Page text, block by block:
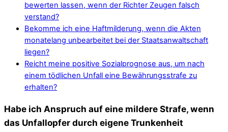
bewerten lassen, wenn der Richter Zeugen falsch
verstand?
Bekomme ich eine Haftmilderung, wenn die Akten
monatelang unbearbeitet bei der Staatsanwaltschaft
liegen?
Reicht meine positive Sozialprognose aus, um nach
einem tödlichen Unfall eine Bewährungsstrafe zu
erhalten?
Habe ich Anspruch auf eine mildere Strafe, wenn
das Unfallopfer durch eigene Trunkenheit